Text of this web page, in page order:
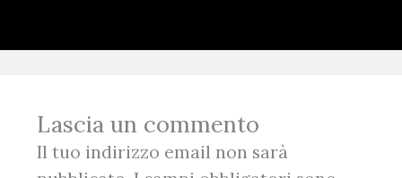
Lascia un commento
Il tuo indirizzo email non sarà